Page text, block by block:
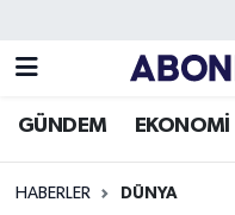
GÜNDEM EKONOMİ
HABERLER DÜNYA